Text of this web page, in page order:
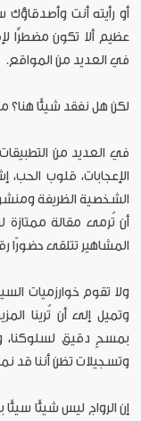
أو رأيته أنت
عظيم ألا تكون مضطرًّا
في العديد من المواقع.
لكن هل نفقد شيئًا هنا؟
في العديد من
الإعجابات، قلوب
الشخصية الظريفة
أن تُرمى مقالة
المشاهير تتلقى حضورًا
ولا تقوم خوارزميات
وتميل إلى أن تُرينا
بمسحٍ دقيق لسلوكنا،
وتسجيلات تظن أننا قد
إن الرواج ليس شيئًا سيئًا